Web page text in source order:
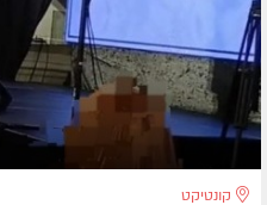
קונטיקט